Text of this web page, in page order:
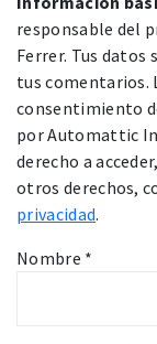
responsable del
Ferrer. Tus
tus
consentimiento
por Automattic
derecho a
otros derechos,
privacidad.
Nombre *